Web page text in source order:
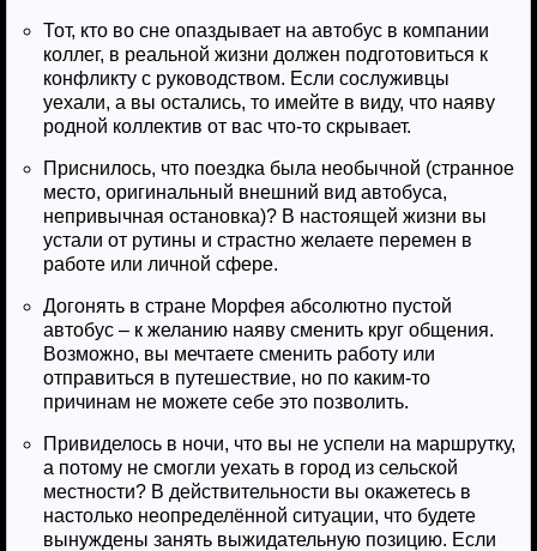
Тот, кто во сне опаздывает на автобус в компании
коллег, в реальной жизни должен подготовиться к
конфликту с руководством. Если сослуживцы
уехали, а вы остались, то имейте в виду, что наяву
родной коллектив от вас что-то скрывает.
Приснилось, что поездка была необычной (странное
место, оригинальный внешний вид автобуса,
непривычная остановка)? В настоящей жизни вы
устали от рутины и страстно желаете перемен в
работе или личной сфере.
Догонять в стране Морфея абсолютно пустой
автобус – к желанию наяву сменить круг общения.
Возможно, вы мечтаете сменить работу или
отправиться в путешествие, но по каким-то
причинам не можете себе это позволить.
Привиделось в ночи, что вы не успели на маршрутку,
а потому не смогли уехать в город из сельской
местности? В действительности вы окажетесь в
настолько неопределённой ситуации, что будете
вынуждены занять выжидательную позицию. Если